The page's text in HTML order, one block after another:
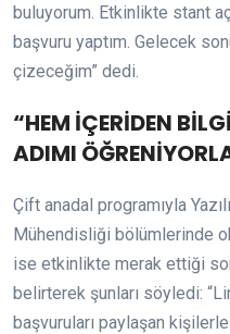
buluyorum. Etkinlikte stant
başvuru yaptım. Gelecek
çizeceğim” dedi.
“HEM İÇERİDEN
ADIMI
Çift anadal programıyla
Mühendisliği bölümlerinde
ise etkinlikte merak ettiği
belirterek şunları söyledi:
başvuruları paylaşan